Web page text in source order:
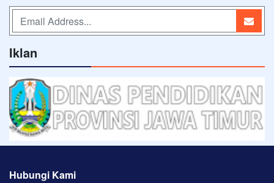
Iklan
Hubungi Kami